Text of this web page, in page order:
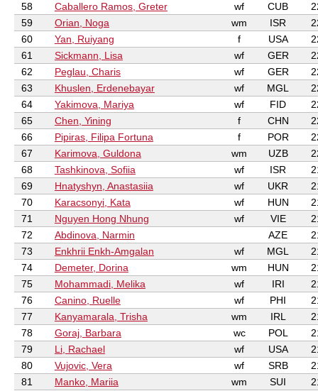
58
Caballero Ramos, Greter wf CUB
59
Orian, Noga wm ISR
60
Yan, Ruiyang f USA
61
Sickmann, Lisa wf GER
62
Peglau, Charis wf GER
63
Khuslen, Erdenebayar wf MGL
64
Yakimova, Mariya wf FID
65
Chen, Yining f CHN
66
Pipiras, Filipa Fortuna f POR
67
Karimova, Guldona wm UZB
68
Tashkinova, Sofiia wf ISR
69
Hnatyshyn, Anastasiia wf UKR
70
Karacsonyi, Kata wf HUN
71
Nguyen Hong Nhung wf VIE
72
Abdinova, Narmin AZE
73
Enkhrii Enkh-Amgalan wf MGL
74
Demeter, Dorina wm HUN
75
Mohammadi, Melika wf IRI
76
Canino, Ruelle wf PHI
77
Kanyamarala, Trisha wm IRL
78
Goraj, Barbara wc POL
79
Li, Rachael wf USA
80
Vujovic, Vera wf SRB
81
Manko, Mariia wm SUI